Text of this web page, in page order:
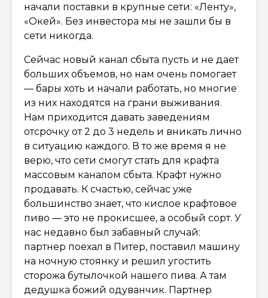
начали поставки в крупные сети: «Ленту»,
«Окей». Без инвестора мы не зашли бы в
сети никогда.
Сейчас новый канал сбыта пусть и не дает
больших объемов, но нам очень помогает
— бары хоть и начали работать, но многие
из них находятся на грани выживания.
Нам приходится давать заведениям
отсрочку от 2 до 3 недель и вникать лично
в ситуацию каждого. В то же время я не
верю, что сети смогут стать для крафта
массовым каналом сбыта. Крафт нужно
продавать. К счастью, сейчас уже
большинство знает, что кислое крафтовое
пиво — это не прокисшее, а особый сорт. У
нас недавно был забавный случай:
партнер поехал в Питер, поставил машину
на ночную стоянку и решил угостить
сторожа бутылочкой нашего пива. А там
дедушка божий одуванчик. Партнер